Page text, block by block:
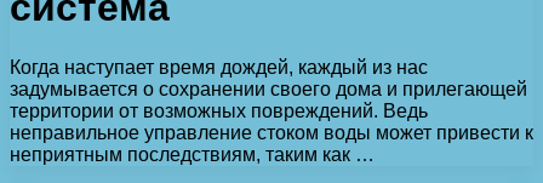
Когда наступает время дождей, каждый из нас
задумывается о сохранении своего дома и прилегающей
территории от возможных повреждений. Ведь
неправильное управление стоком воды может привести к
неприятным последствиям, таким как …